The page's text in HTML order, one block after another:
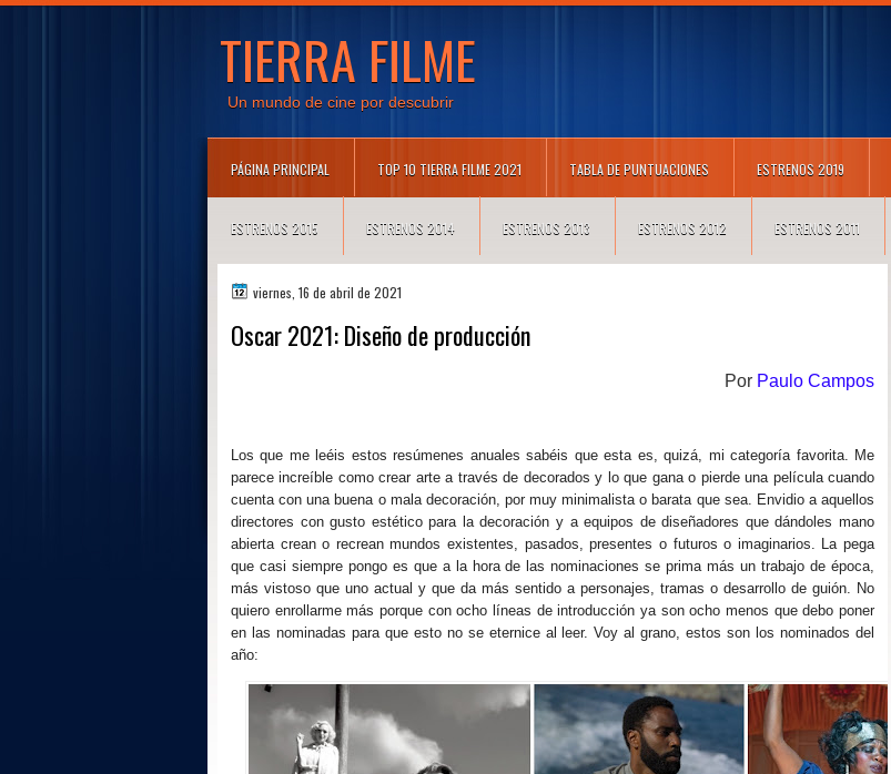
TIERRA FILME
Un mundo de cine por descubrir
PÁGINA PRINCIPAL TOP 10 TIERRA FILME 2021 TABLA DE PUNTUACIONES ESTRENOS 2019
ESTRENOS 2015 ESTRENOS 2014 ESTRENOS 2013 ESTRENOS 2012 ESTRENOS 2011
viernes, 16 de abril de 2021
Oscar 2021: Diseño de producción
Por Paulo Campos
Los que me leéis estos resúmenes anuales sabéis que esta es, quizá, mi categoría favorita. Me
parece increíble como crear arte a través de decorados y lo que gana o pierde una película cuando
cuenta con una buena o mala decoración, por muy minimalista o barata que sea. Envidio a aquellos
directores con gusto estético para la decoración y a equipos de diseñadores que dándoles mano
abierta crean o recrean mundos existentes, pasados, presentes o futuros o imaginarios. La pega
que casi siempre pongo es que a la hora de las nominaciones se prima más un trabajo de época,
más vistoso que uno actual y que da más sentido a personajes, tramas o desarrollo de guión. No
quiero enrollarme más porque con ocho líneas de introducción ya son ocho menos que debo poner
en las nominadas para que esto no se eternice al leer. Voy al grano, estos son los nominados del
año: